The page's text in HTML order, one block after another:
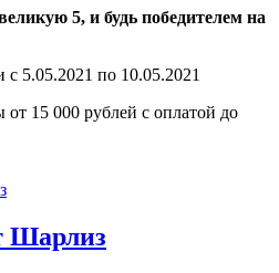
5, и будь победителем на
5.05.2021 по 10.05.2021
15 000 рублей с оплатой до
Шарлиз